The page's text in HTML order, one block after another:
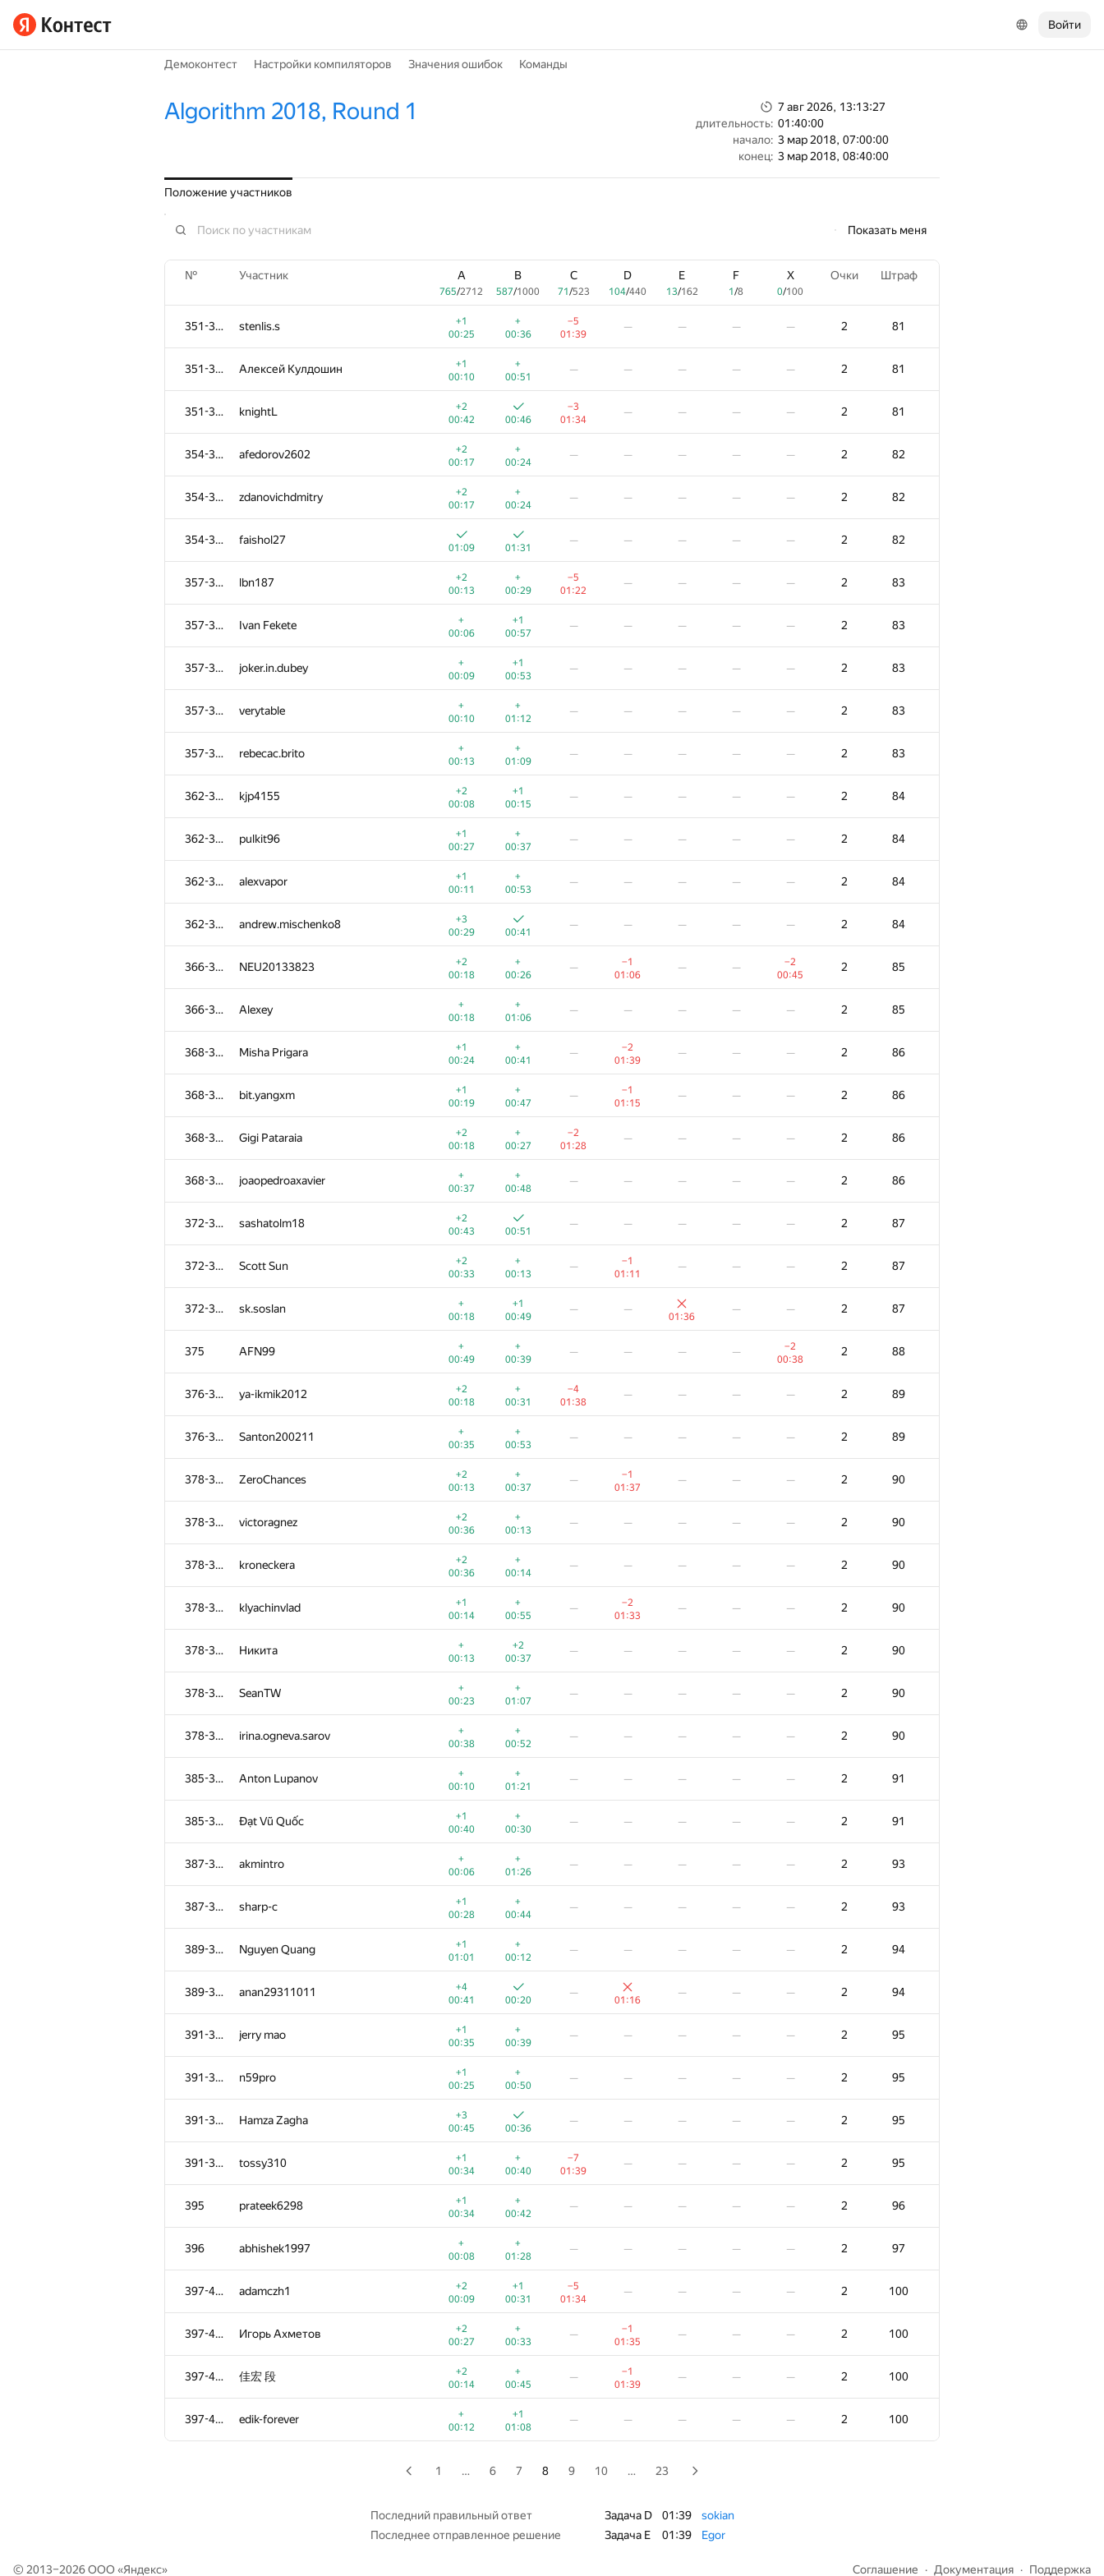
Войти
Демоконтест Настройки компиляторов Значения ошибок Команды
Algorithm 2018, Round 1
7 авг 2026, 13:13:27
длительность: 01:40:00
начало: 3 мар 2018, 07:00:00
конец: 3 мар 2018, 08:40:00
Положение участников
Показать меня
№ Участник A
765/2712
B
587/1000
C
71/523
D
104/440
E
13/162
F
1/8
X
0/100
Очки Штраф
351-353 stenlis.s
+1
00:25
+
00:36
−5
01:39
— — — — 2 81
351-353 Алексей Кулдошин
+1
00:10
+
00:51
— — — — — 2 81
351-353 knightL
+2
00:42
00:46
−3
01:34
— — — — 2 81
354-356 afedorov2602
+2
00:17
+
00:24
— — — — — 2 82
354-356 zdanovichdmitry
+2
00:17
+
00:24
— — — — — 2 82
354-356 faishol27
01:09 01:31
— — — — — 2 82
357-361 lbn187
+2
00:13
+
00:29
−5
01:22
— — — — 2 83
357-361 Ivan Fekete
+
00:06
+1
00:57
— — — — — 2 83
357-361 joker.in.dubey
+
00:09
+1
00:53
— — — — — 2 83
357-361 verytable
+
00:10
+
01:12
— — — — — 2 83
357-361 rebecac.brito
+
00:13
+
01:09
— — — — — 2 83
362-365 kjp4155
+2
00:08
+1
00:15
— — — — — 2 84
362-365 pulkit96
+1
00:27
+
00:37
— — — — — 2 84
362-365 alexvapor
+1
00:11
+
00:53
— — — — — 2 84
362-365 andrew.mischenko8
+3
00:29
00:41
— — — — — 2 84
366-367 NEU20133823
+2
00:18
+
00:26
—
−1
01:06
— —
−2
00:45
2 85
366-367 Alexey
+
00:18
+
01:06
— — — — — 2 85
368-371 Misha Prigara
+1
00:24
+
00:41
—
−2
01:39
— — — 2 86
368-371 bit.yangxm
+1
00:19
+
00:47
—
−1
01:15
— — — 2 86
368-371 Gigi Pataraia
+2
00:18
+
00:27
−2
01:28
— — — — 2 86
368-371 joaopedroaxavier
+
00:37
+
00:48
— — — — — 2 86
372-374 sashatolm18
+2
00:43
00:51
— — — — — 2 87
372-374 Scott Sun
+2
00:33
+
00:13
—
−1
01:11
— — — 2 87
372-374 sk.soslan
+
00:18
+1
00:49
— —
01:36
— — 2 87
375 AFN99
+
00:49
+
00:39
— — — —
−2
00:38
2 88
376-377 ya-ikmik2012
+2
00:18
+
00:31
−4
01:38
— — — — 2 89
376-377 Santon200211
+
00:35
+
00:53
— — — — — 2 89
378-384 ZeroChances
+2
00:13
+
00:37
—
−1
01:37
— — — 2 90
378-384 victoragnez
+2
00:36
+
00:13
— — — — — 2 90
378-384 kroneckera
+2
00:36
+
00:14
— — — — — 2 90
378-384 klyachinvlad
+1
00:14
+
00:55
—
−2
01:33
— — — 2 90
378-384 Никита
+
00:13
+2
00:37
— — — — — 2 90
378-384 SeanTW
+
00:23
+
01:07
— — — — — 2 90
378-384 irina.ogneva.sarov
+
00:38
+
00:52
— — — — — 2 90
385-386 Anton Lupanov
+
00:10
+
01:21
— — — — — 2 91
385-386 Đạt Vũ Quốc
+1
00:40
+
00:30
— — — — — 2 91
387-388 akmintro
+
00:06
+
01:26
— — — — — 2 93
387-388 sharp-c
+1
00:28
+
00:44
— — — — — 2 93
389-390 Nguyen Quang
+1
01:01
+
00:12
— — — — — 2 94
389-390 anan29311011
+4
00:41
00:20
—
01:16
— — — 2 94
391-394 jerry mao
+1
00:35
+
00:39
— — — — — 2 95
391-394 n59pro
+1
00:25
+
00:50
— — — — — 2 95
391-394 Hamza Zagha
+3
00:45
00:36
— — — — — 2 95
391-394 tossy310
+1
00:34
+
00:40
−7
01:39
— — — — 2 95
395 prateek6298
+1
00:34
+
00:42
— — — — — 2 96
396 abhishek1997
+
00:08
+
01:28
— — — — — 2 97
397-400 adamczh1
+2
00:09
+1
00:31
−5
01:34
— — — — 2 100
397-400 Игорь Ахметов
+2
00:27
+
00:33
—
−1
01:35
— — — 2 100
397-400 佳宏 段
+2
00:14
+
00:45
—
−1
01:39
— — — 2 100
397-400 edik-forever
+
00:12
+1
01:08
— — — — — 2 100
765/ 2712 587 / 1000 /523 104/440 /162 1/8 100
stenlis.s
+1
00:25
00:36
01:39
2 81
Алексей Кулдошин
00:10
00:51
2 81
knightL
+2
00:42
00:46
01:34
2 81
afedorov2602
+2
00:17
00:24
2 82
zdanovichdmitry
+2
00:17
00:24
— 2 82
faishol27
01:09 01:31
2 82
lbn187
+2
00:13
00:29
01:22
2 83
Ivan Fekete
+
00:06
+1
00:57
2 83
joker.in.dubey
00:09
00:53
— 2 83
verytable
00:10
01:12
2 83
rebecac.brito
00:13
01:09
2 83
kjp4155
+2
00:08
+1
00:15
— 2 84
pulkit96
+1
00:27
00:37
— 2 84
alexvapor
+1
00:11
00:53
— 2 84
andrew.mischenko8
00:29
00:41
2 84
+1
+
−2
—
1 … 6 7 8 9 10 … 23
Последний правильный ответ Задача D 01:39
sokian
Последнее отправленное решение
Задача E 01:39 Egor
© 2013–2026 ООО «Яндекс» Соглашение Документация Поддержка